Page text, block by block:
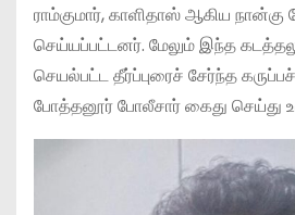
ராம்குமார், காளிதாஸ் ஆகிய நான்கு
செய்யப்பட்டனர். மேலும் இந்த
செயல்பட்ட தீர்ப்புரைச் சேர்ந்த
போத்தனூர் போலீசார் கைது செய்து